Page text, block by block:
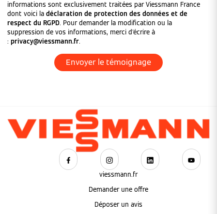
informations sont exclusivement traitées par Viessmann France
dont voici la déclaration de protection des données et de
respect du RGPD. Pour demander la modification ou la
suppression de vos informations, merci d'écrire à
: privacy@viessmann.fr.
viessmann.fr
Demander une offre
Déposer un avis